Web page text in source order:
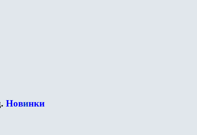
Новинки